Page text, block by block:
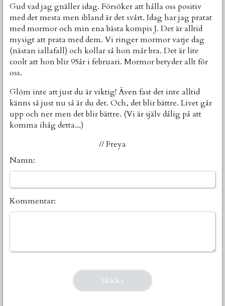
Gud vad jag gnäller idag. Försöker att hålla oss positiv
med det mesta men ibland är det svårt. Idag har jag pratat
med mormor och min ena bästa kompis J. Det är alltid
mysigt att prata med dem. Vi ringer mormor varje dag
(nästan iallafall) och kollar så hon mår bra. Det är lite
coolt att hon blir 95år i februari. Mormor betyder allt för
oss.
Glöm inte att just du är viktig! Även fast det inte alltid
känns så just nu så är du det. Och, det blir bättre. Livet går
upp och ner men det blir bättre. (Vi är själv dålig på att
komma ihåg detta...)
// Freya
Namn:
Kommentar: